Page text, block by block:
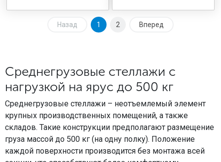
Назад 1 2 Вперед
Среднегрузовые стеллажи с
нагрузкой на ярус до 500 кг
Среднегрузовые стеллажи – неотъемлемый элемент
крупных производственных помещений, а также
складов. Такие конструкции предполагают размещение
груза массой до 500 кг (на одну полку). Положение
каждой поверхности производится без монтажа всей